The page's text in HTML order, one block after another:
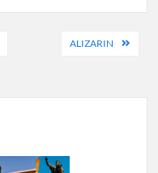
ALIZARIN